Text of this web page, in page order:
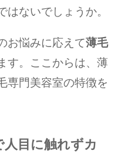
ないでしょうか。
お悩みに応えて薄毛
す。ここからは、薄
専門美容室の特徴を
目に触れずカ